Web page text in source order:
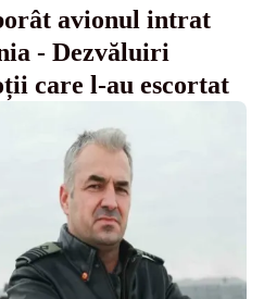
avionul intrat
- Dezvăluiri
care l-au escortat